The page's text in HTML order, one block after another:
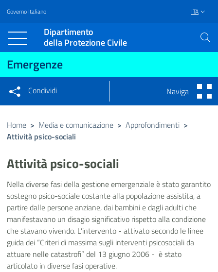
Vai al contenuto principale
Raggiungi il piè di pagina
Governo Italiano ITA
Dipartimento
della Protezione Civile
Emergenze
Condividi su Facebook
Condividi su Twitter
Condividi su LinkedIn
Condividi
Condividi sui social network
Naviga
Home > Media e comunicazione > Approfondimenti >
Attività psico-sociali
Attività psico-sociali
Nella diverse fasi della gestione emergenziale è stato garantito
sostegno psico-sociale costante alla popolazione assistita, a
partire dalle persone anziane, dai bambini e dagli adulti che
manifestavano un disagio significativo rispetto alla condizione
che stavano vivendo. L’intervento - attivato secondo le linee
guida dei “Criteri di massima sugli interventi psicosociali da
attuare nelle catastrofi” del 13 giugno 2006 - è stato
articolato in diverse fasi operative.